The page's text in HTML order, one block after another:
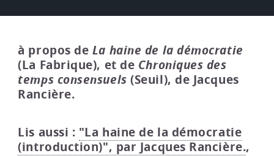
à propos de La haine de la démocratie
(La Fabrique), et de Chroniques des
temps consensuels (Seuil), de Jacques
Rancière.
Lis aussi : "La haine de la démocratie
(introduction)", par Jacques Rancière.,